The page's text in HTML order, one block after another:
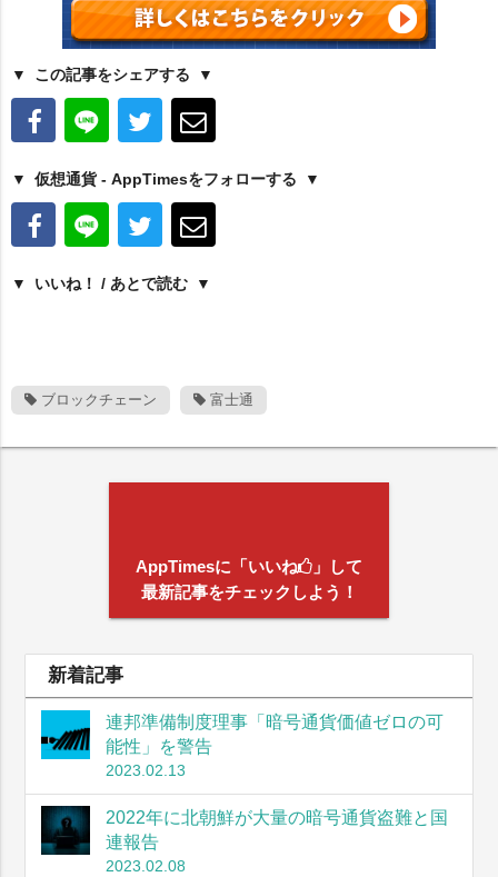
この記事をシェアする
仮想通貨 - AppTimesをフォローする
いいね！ / あとで読む
ブロックチェーン 富士通
AppTimesに「いいね
」して
最新記事をチェックしよう！
新着記事
連邦準備制度理事「暗号通貨価値ゼロの可
能性」を警告
2023.02.13
2022年に北朝鮮が大量の暗号通貨盗難と国
連報告
2023.02.08